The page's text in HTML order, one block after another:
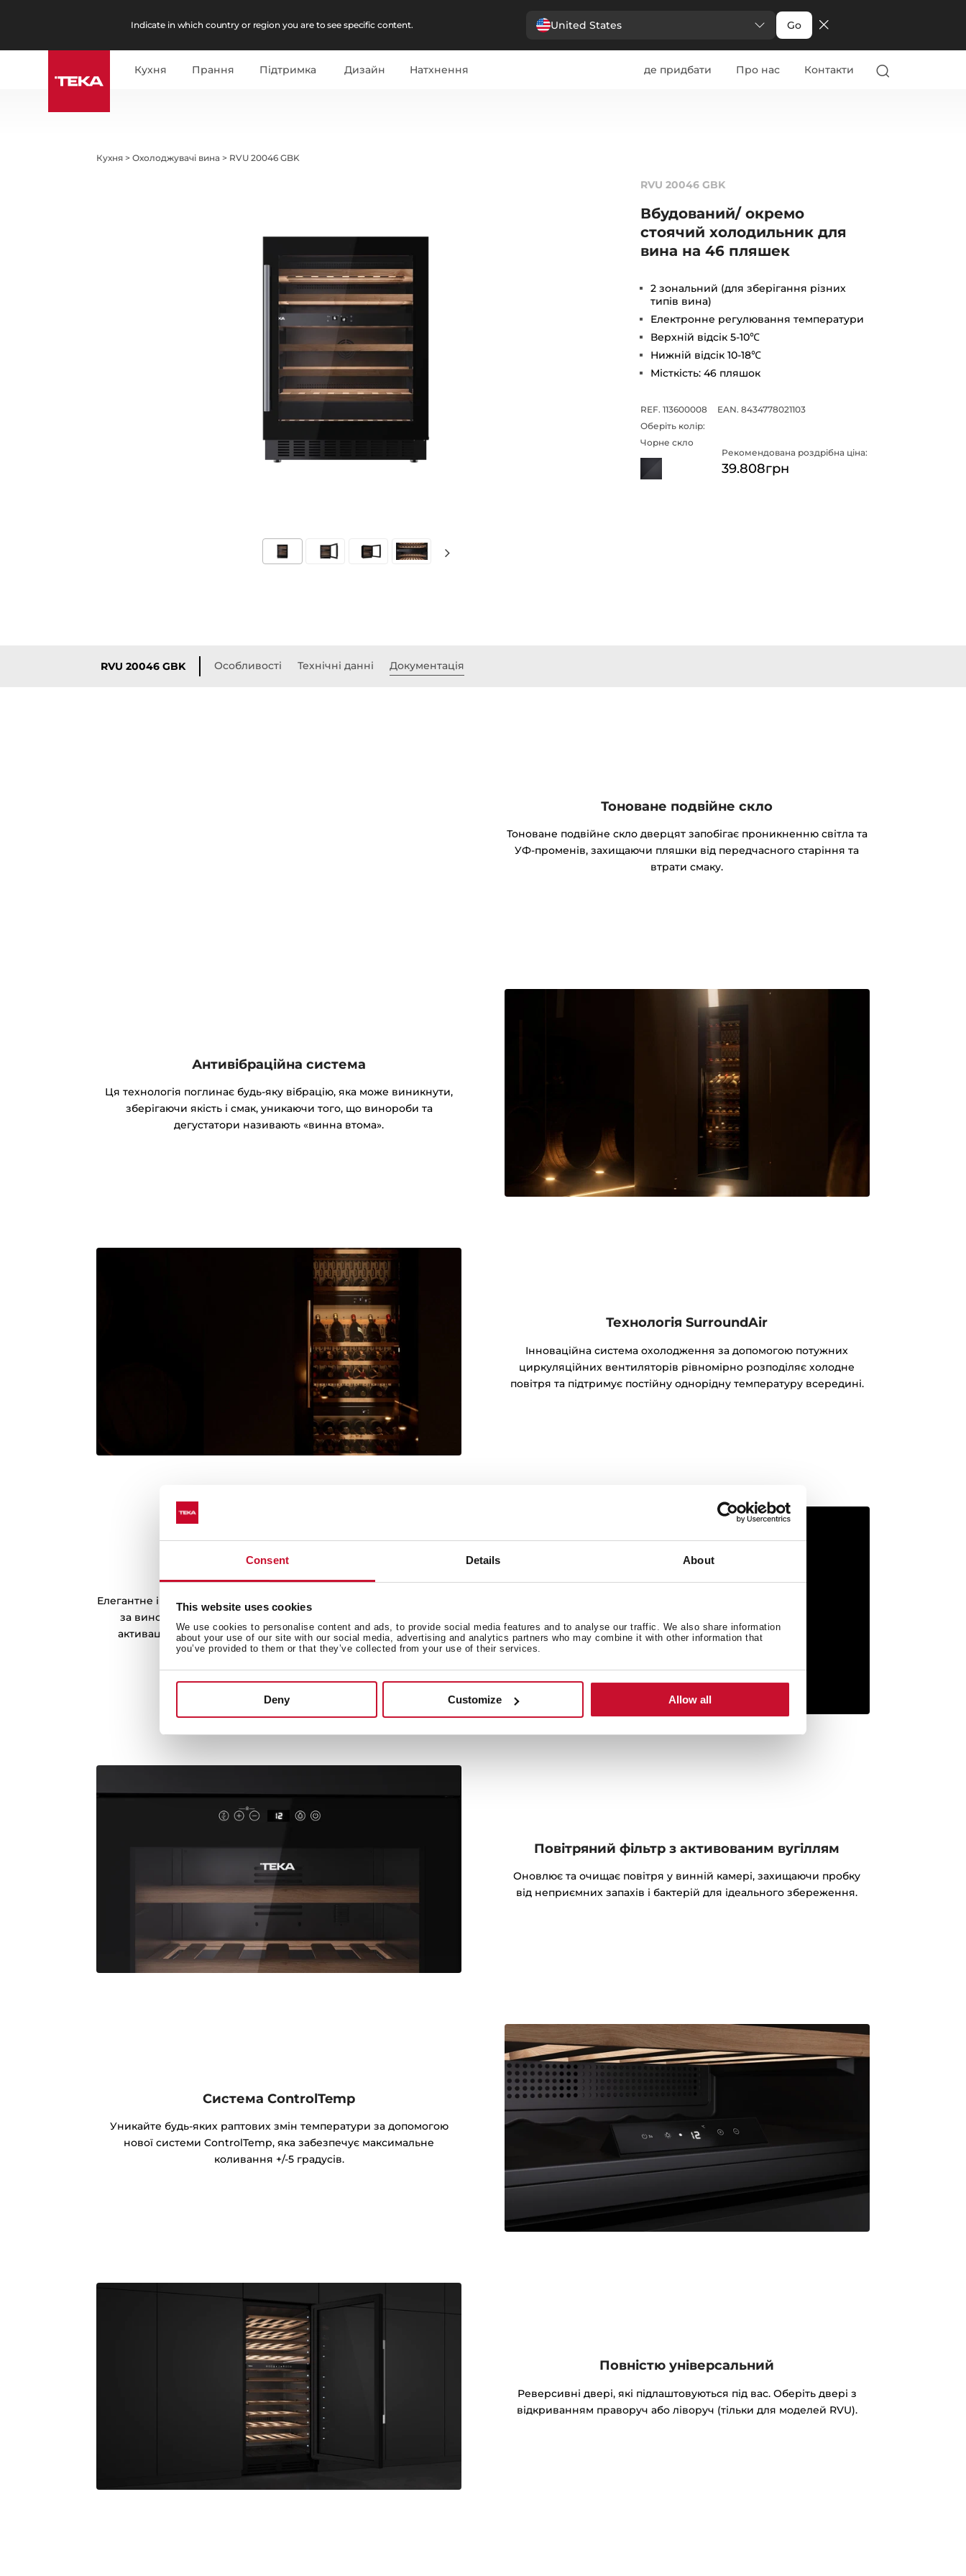
Consent Details About
This website uses cookies
We use cookies to personalise content and ads, to provide social media features and to analyse our traffic. We also share information
about your use of our site with our social media, advertising and analytics partners who may combine it with other information that
you’ve provided to them or that they’ve collected from your use of their services.
Deny Customize Allow all
Indicate in which country or region you are to see specific content. United States Go
Кухня Прання Підтримка Дизайн Натхнення де придбати Про нас Контакти
Кухня >Охолоджувачі вина > RVU 20046 GBK
RVU 20046 GBK
Вбудований/ окремо
стоячий холодильник для
вина на 46 пляшек
2 зональний (для зберігання різних
типів вина)
Електронне регулювання температури
Верхній відсік 5-10℃
Нижній відсік 10-18℃
Місткість: 46 пляшок
REF. 113600008
EAN. 8434778021103
Оберіть колір:
Чорне скло
Рекомендована роздрібна ціна:
39.808грн
RVU 20046 GBK Особливості Технічні данні Документація
Тоноване подвійне скло
Тоноване подвійне скло дверцят запобігає проникненню світла та
УФ-променів, захищаючи пляшки від передчасного старіння та
втрати смаку.
Антивібраційна система
Ця технологія поглинає будь-яку вібрацію, яка може виникнути,
зберігаючи якість і смак, уникаючи того, що винороби та
дегустатори називають «винна втома».
Технологія SurroundAir
Інноваційна система охолодження за допомогою потужних
циркуляційних вентиляторів рівномірно розподіляє холодне
повітря та підтримує постійну однорідну температуру всередині.
Елегантне і рівномірне освітлення ідеально підходить для догляду
за вином. Його систему освітлення можна налаштувати на
активацію під час відкривання дверей або на безперервне
внутрішнє освітлення.
Повітряний фільтр з активованим вугіллям
Оновлює та очищає повітря у винній камері, захищаючи пробку
від неприємних запахів і бактерій для ідеального збереження.
Система ControlTemp
Уникайте будь-яких раптових змін температури за допомогою
нової системи ControlTemp, яка забезпечує максимальне
коливання +/-5 градусів.
Повністю універсальний
Реверсивні двері, які підлаштовуються під вас. Оберіть двері з
відкриванням праворуч або ліворуч (тільки для моделей RVU).